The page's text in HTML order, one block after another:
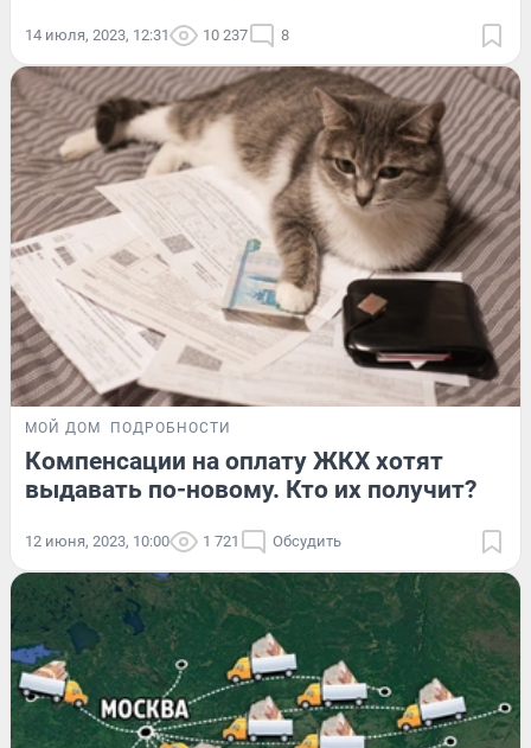
14 июля, 2023, 12:31 10 237 8
МОЙ ДОМ ПОДРОБНОСТИ
Компенсации на оплату ЖКХ хотят
выдавать по-новому. Кто их получит?
12 июня, 2023, 10:00 1 721 Обсудить